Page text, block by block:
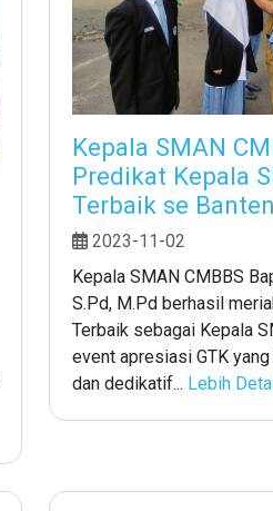
Kepala SMAN
Predikat Kepala
Terbaik se Banten
2023-11-02
Kepala SMAN CMBBS
S.Pd, M.Pd berhasil
Terbaik sebagai Kepala
event apresiasi GTK
dan dedikatif... Lebih